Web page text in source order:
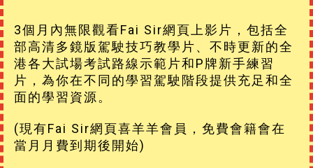
3個月內無限觀看Fai Sir網頁上影片，包括全
部高清多鏡版駕駛技巧教學片、不時更新的全
港各大試場考試路線示範片和P牌新手練習
片，為你在不同的學習駕駛階段提供充足和全
面的學習資源。
(現有Fai Sir網頁喜羊羊會員，免費會籍會在
當月月費到期後開始)